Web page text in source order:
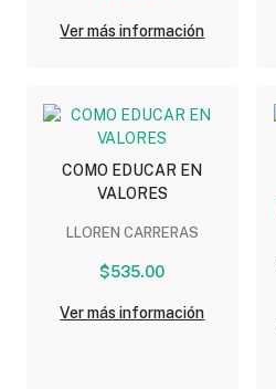
Ver más información
COMO EDUCAR EN
VALORES
LLOREN CARRERAS
$535.00
Ver más información